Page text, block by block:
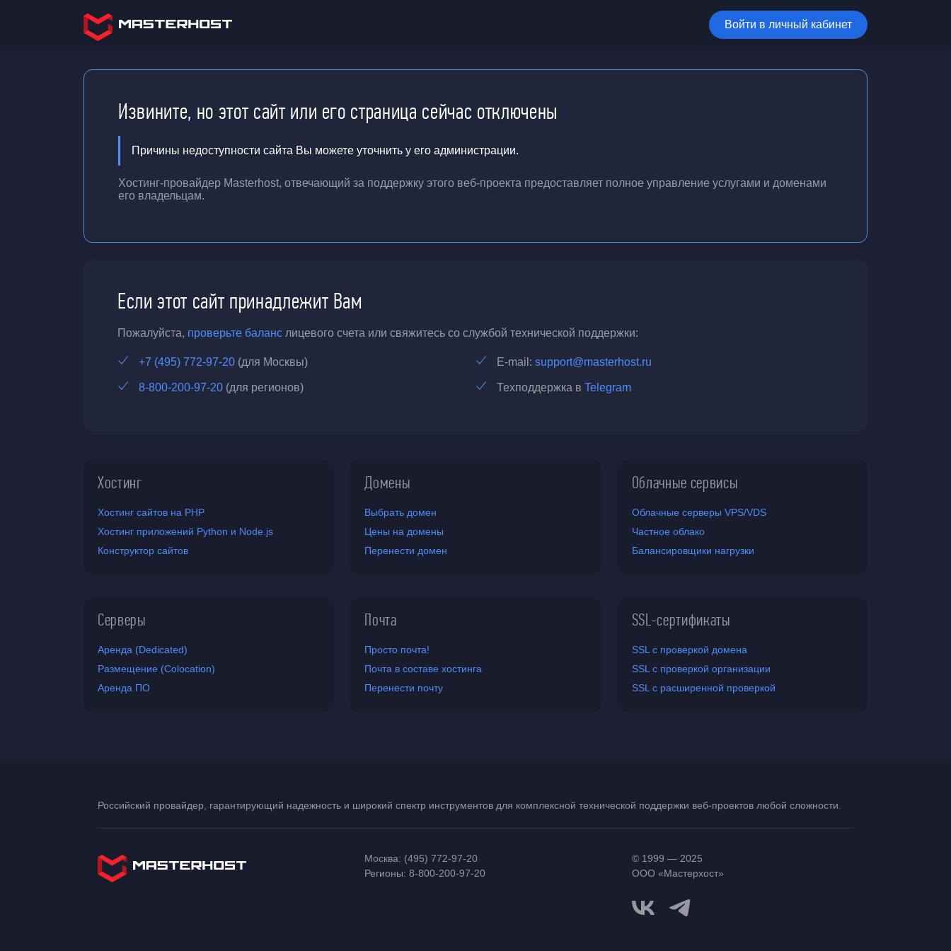
Войти в личный кабинет
Извините, но этот сайт или его страница сейчас отключены
Причины недоступности сайта Вы можете уточнить у его администрации.
Хостинг-провайдер Masterhost, отвечающий за поддержку этого веб-проекта предоставляет полное управление услугами и доменами
его владельцам.
Если этот сайт принадлежит Вам
Пожалуйста, проверьте баланс лицевого счета или свяжитесь со службой технической поддержки:
+7 (495) 772-97-20 (для Москвы)
8-800-200-97-20 (для регионов)
E-mail: support@masterhost.ru
Техподдержка в Telegram
Хостинг
Хостинг сайтов на PHP
Хостинг приложений Python и Node.js
Конструктор сайтов
Домены
Выбрать домен
Цены на домены
Перенести домен
Облачные сервисы
Облачные серверы VPS/VDS
Частное облако
Балансировщики нагрузки
Серверы
Аренда (Dedicated)
Размещение (Colocation)
Аренда ПО
Почта
Просто почта!
Почта в составе хостинга
Перенести почту
SSL-сертификаты
SSL с проверкой домена
SSL с проверкой организации
SSL с расширенной проверкой
Российский провайдер, гарантирующий надежность и широкий спектр инструментов для комплексной технической поддержки веб-проектов любой сложности.
Москва: (495) 772-97-20
Регионы:8-800-200-97-20
© 1999 — 2025
ООО «Мастерхост»